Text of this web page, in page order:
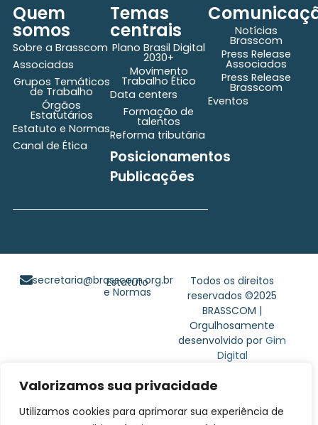
Valorizamos sua privacidade
Utilizamos cookies para aprimorar sua experiência de
Quem
somos
Sobre a Brasscom
Associadas
Grupos Temáticos
de Trabalho
Órgãos
Estatutários
Estatuto e Normas
Canal de Ética
Temas
centrais
Plano Brasil Digital
2030+
Movimento
Trabalho Ético
Data centers
Formação de
talentos
Reforma tributária
Posicionamentos
Publicações
Notícias
Brasscom
Press Release
Associados
Press Release
Brasscom
Eventos
Todos os direitos
reservados ©2025
BRASSCOM |
Orgulhosamente
desenvolvido porGim
Digital
secretaria@brasscom.org.br
Estatuto
e Normas